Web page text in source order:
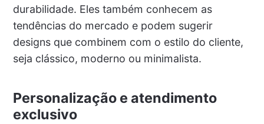
durabilidade. Eles também conhecem as
tendências do mercado e podem sugerir
designs que combinem com o estilo do cliente,
seja clássico, moderno ou minimalista.
Personalização e atendimento
exclusivo